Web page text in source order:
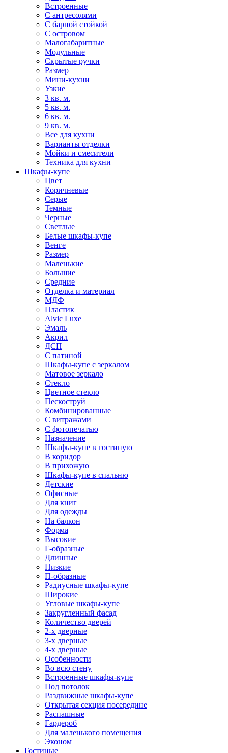
Встроенные
С антресолями
С барной стойкой
С островом
Малогабаритные
Модульные
Скрытые ручки
Размер
Мини-кухни
Узкие
3 кв. м.
5 кв. м.
6 кв. м.
9 кв. м.
Все для кухни
Варианты отделки
Мойки и смесители
Техника для кухни
Шкафы-купе
Цвет
Коричневые
Серые
Темные
Черные
Светлые
Белые шкафы-купе
Венге
Размер
Маленькие
Большие
Средние
Отделка и материал
МДФ
Пластик
Alvic Luxe
Эмаль
Акрил
ДСП
С патиной
Шкафы-купе с зеркалом
Матовое зеркало
Стекло
Цветное стекло
Пескоструй
Комбинированные
С витражами
С фотопечатью
Назначение
Шкафы-купе в гостиную
В коридор
В прихожую
Шкафы-купе в спальню
Детские
Офисные
Для книг
Для одежды
На балкон
Форма
Высокие
Г-образные
Длинные
Низкие
П-образные
Радиусные шкафы-купе
Широкие
Угловые шкафы-купе
Закругленный фасад
Количество дверей
2-х дверные
3-х дверные
4-х дверные
Особенности
Во всю стену
Встроенные шкафы-купе
Под потолок
Раздвижные шкафы-купе
Открытая секция посередине
Распашные
Гардероб
Для маленького помещения
Эконом
Гостиные